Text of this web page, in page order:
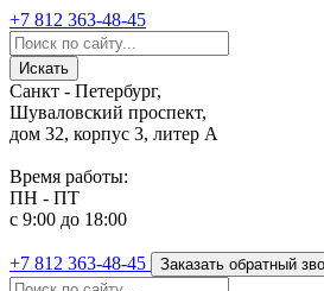
+7 812 363-48-45
Санкт - Петербург,
Шуваловский проспект,
дом 32, корпус 3, литер А
Время работы:
ПН - ПТ
с 9:00 до 18:00
+7 812 363-48-45 Заказать обратный